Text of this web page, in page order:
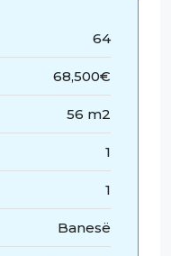
64
68,500€
56 m2
1
1
Banesë